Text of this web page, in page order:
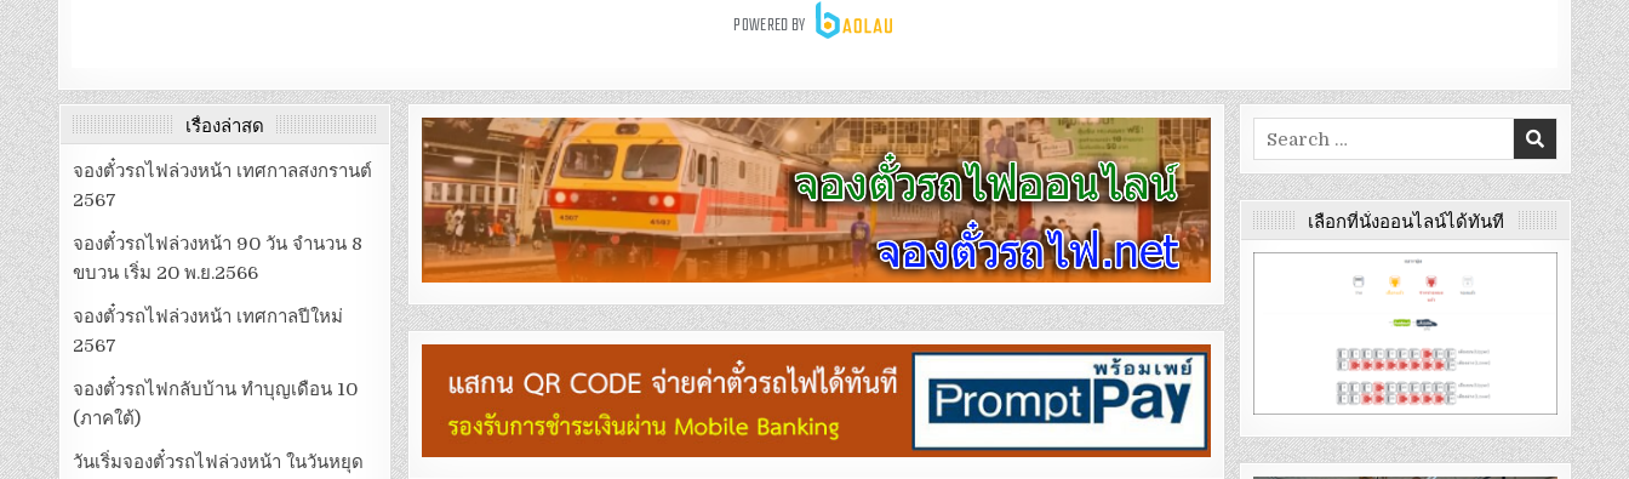
เรื่องล่าสุด
จองตั๋วรถไฟล่วงหน้า เทศกาลสงกรานต์
2567
จองตั๋วรถไฟล่วงหน้า 90 วัน จำนวน 8
ขบวน เริ่ม 20 พ.ย.2566
จองตั๋วรถไฟล่วงหน้า เทศกาลปีใหม่
2567
จองตั๋วรถไฟกลับบ้าน ทำบุญเดือน 10
(ภาคใต้)
วันเริ่มจองตั๋วรถไฟล่วงหน้า ในวันหยุด
Search
for:
เลือกที่นั่งออนไลน์ได้ทันที